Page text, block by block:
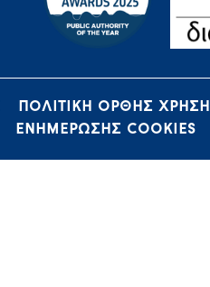
ΠΟΛΙΤΙΚΗ ΟΡΘΗΣ
ΕΝΗΜΕΡΩΣΗΣ COOKIES